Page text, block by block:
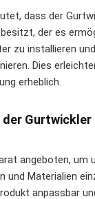
dass der
der es
zu installieren
Dies
erheblich.
der Gurtwickler
angeboten, um
und Materialien
anpassbar